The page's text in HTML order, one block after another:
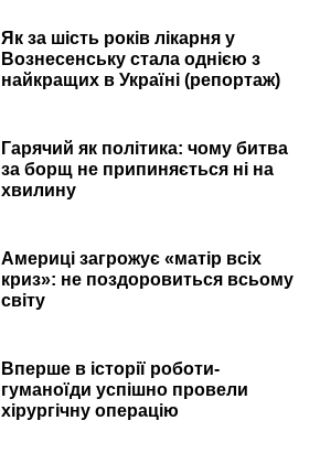
Як за шість років лікарня у
Вознесенську стала однією з
найкращих в Україні (репортаж)
Гарячий як політика: чому битва
за борщ не припиняється ні на
хвилину
Америці загрожує «матір всіх
криз»: не поздоровиться всьому
світу
Вперше в історії роботи-
гуманоїди успішно провели
хірургічну операцію